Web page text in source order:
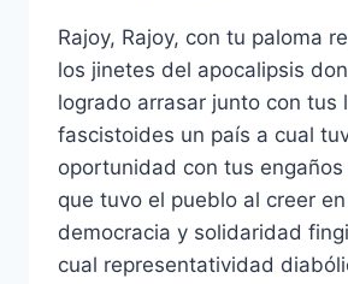
Rajoy, Rajoy, con tu paloma
los jinetes del apocalipsis
logrado arrasar junto con tus
fascistoides un país a cual
oportunidad con tus engaños
que tuvo el pueblo al creer
democracia y solidaridad
cual representatividad